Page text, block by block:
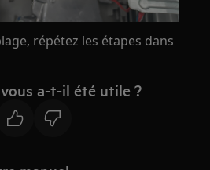
répétez les étapes dans
a-t-il été utile ?